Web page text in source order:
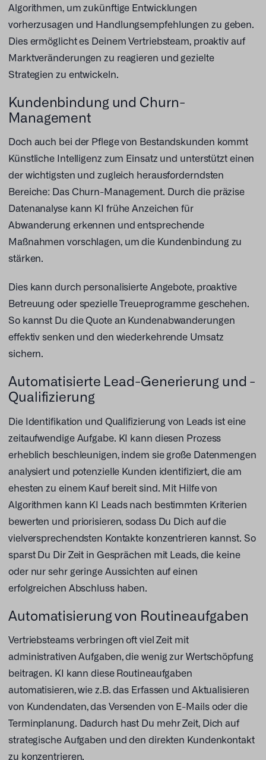
Algorithmen, um zukünftige Entwicklungen
vorherzusagen und Handlungsempfehlungen zu geben.
Dies ermöglicht es Deinem Vertriebsteam, proaktiv auf
Marktveränderungen zu reagieren und gezielte
Strategien zu entwickeln.
Kundenbindung und Churn-
Management
Doch auch bei der Pflege von Bestandskunden kommt
Künstliche Intelligenz zum Einsatz und unterstützt einen
der wichtigsten und zugleich herausforderndsten
Bereiche: Das Churn-Management. Durch die präzise
Datenanalyse kann KI frühe Anzeichen für
Abwanderung erkennen und entsprechende
Maßnahmen vorschlagen, um die Kundenbindung zu
stärken.
Dies kann durch personalisierte Angebote, proaktive
Betreuung oder spezielle Treueprogramme geschehen.
So kannst Du die Quote an Kundenabwanderungen
effektiv senken und den wiederkehrende Umsatz
sichern.
Automatisierte Lead-Generierung und -
Qualifizierung
Die Identifikation und Qualifizierung von Leads ist eine
zeitaufwendige Aufgabe. KI kann diesen Prozess
erheblich beschleunigen, indem sie große Datenmengen
analysiert und potenzielle Kunden identifiziert, die am
ehesten zu einem Kauf bereit sind. Mit Hilfe von
Algorithmen kann KI Leads nach bestimmten Kriterien
bewerten und priorisieren, sodass Du Dich auf die
vielversprechendsten Kontakte konzentrieren kannst. So
sparst Du Dir Zeit in Gesprächen mit Leads, die keine
oder nur sehr geringe Aussichten auf einen
erfolgreichen Abschluss haben.
Automatisierung von Routineaufgaben
Vertriebsteams verbringen oft viel Zeit mit
administrativen Aufgaben, die wenig zur Wertschöpfung
beitragen. KI kann diese Routineaufgaben
automatisieren, wie z.B. das Erfassen und Aktualisieren
von Kundendaten, das Versenden von E-Mails oder die
Terminplanung. Dadurch hast Du mehr Zeit, Dich auf
strategische Aufgaben und den direkten Kundenkontakt
zu konzentrieren.